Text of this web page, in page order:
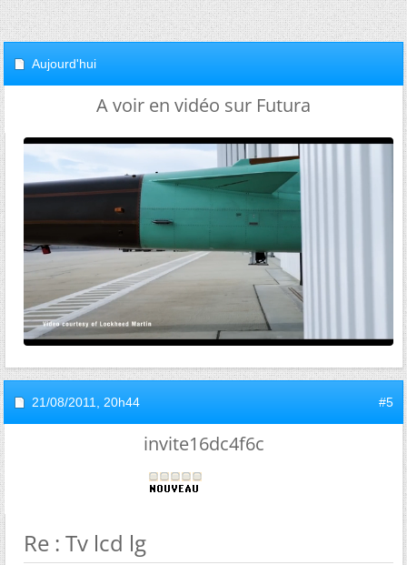
Aujourd'hui
A voir en vidéo sur Futura
21/08/2011, 20h44 #5
invite16dc4f6c
Re : Tv lcd lg